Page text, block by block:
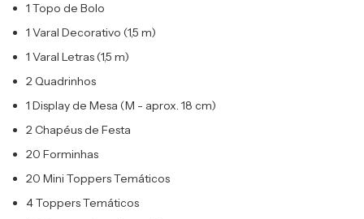
1 Topo de Bolo
1 Varal Decorativo (1,5 m)
1 Varal Letras (1,5 m)
2 Quadrinhos
1 Display de Mesa (M - aprox. 18 cm)
2 Chapéus de Festa
20 Forminhas
20 Mini Toppers Temáticos
4 Toppers Temáticos